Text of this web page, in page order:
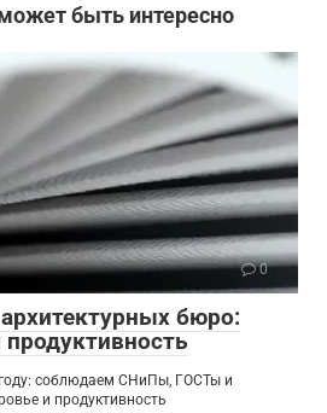
быть интересно
0
бюро:
соблюдаем СНиПы, ГОСТы и
и продуктивность